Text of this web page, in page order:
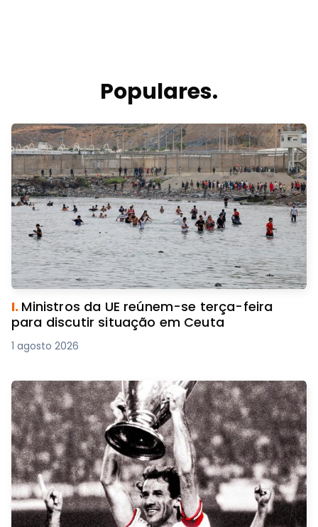
Populares.
I. Ministros da UE reúnem-se terça-feira
para discutir situação em Ceuta
1 agosto 2026